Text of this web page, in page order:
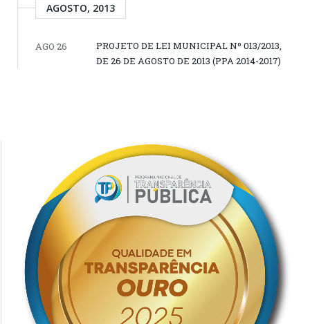
AGOSTO, 2013
AGO 26
PROJETO DE LEI MUNICIPAL Nº 013/2013,
DE 26 DE AGOSTO DE 2013 (PPA 2014-2017)